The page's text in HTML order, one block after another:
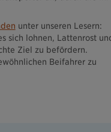
unter unseren Lesern:
sich lohnen, Lattenrost
Ziel zu befördern.
Beifahrer zu